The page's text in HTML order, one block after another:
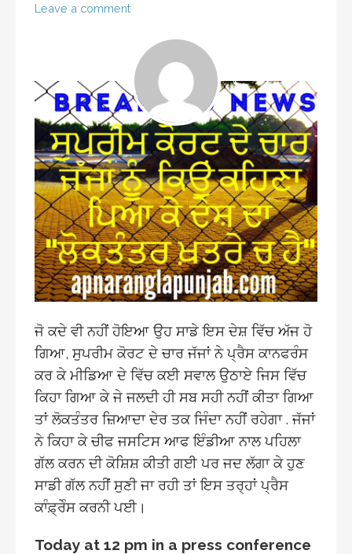
Leave a comment
ਜੋ ਕਦੇ ਵੀ ਨਹੀਂ ਹੋਇਆ ਉਹ ਸਾਡੇ ਇਸ ਦੇਸ਼ ਵਿੱਚ ਅੱਜ ਹੋ
ਗਿਆ, ਸੁਪਰੀਮ ਕੋਰਟ ਦੇ ਚਾਰ ਜੱਜਾਂ ਨੇ ਪ੍ਰੈਸ ਕਾਨਫਰੰਸ
ਕਰ ਕੇ ਮੀਡਿਆ ਦੇ ਵਿੱਚ ਕਈ ਸਵਾਲ ਉਠਾਏ ਜਿਸ ਵਿੱਚ
ਕਿਹਾ ਗਿਆ ਕੇ ਜੇ ਜਲਦੀ ਹੀ ਸਬ ਸਹੀ ਨਹੀਂ ਕੀਤਾ ਗਿਆ
ਤਾਂ ਲੋਕਤੰਤਰ ਜ਼ਿਆਦਾ ਦੇਰ ਤਕ ਜਿੰਦਾ ਨਹੀਂ ਰਹੇਗਾ . ਜੱਜਾਂ
ਨੇ ਕਿਹਾ ਕੇ ਚੀਫ ਜਸਟਿਸ ਆਫ ਇੰਡੀਆ ਨਾਲ ਪਹਿਲਾ
ਗੱਲ ਕਰਨ ਦੀ ਕੋਸ਼ਿਸ਼ ਕੀਤੀ ਗਈ ਪਰ ਜਦ ਲੱਗਾ ਕੇ ਹੁਣ
ਸਾਡੀ ਗੱਲ ਨਹੀਂ ਸੁਣੀ ਜਾ ਰਹੀ ਤਾਂ ਇਸ ਤਰ੍ਹਾਂ ਪ੍ਰੈਸ
ਕਾੰਫ਼੍ਰੇੰਸ ਕਰਨੀ ਪਈ।
Today at 12 pm in a press conference